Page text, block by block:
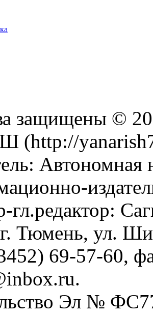
защищены ©
Автономная
гл.редактор:
Тюмень, ул.
69-57-60,
Эл №